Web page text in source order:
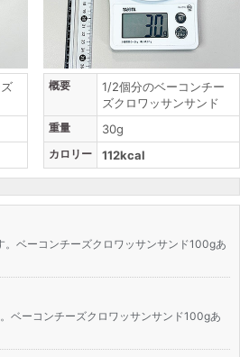
概要
1/2個分のベーコンチー
ズクロワッサンサンド
重量 30g
カロリー 112kcal
。ベーコンチーズクロワッサンサンド100gあ
ベーコンチーズクロワッサンサンド100gあ